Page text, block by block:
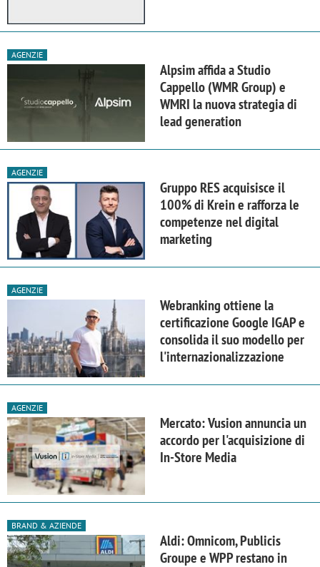
AGENZIE
Alpsim affida a Studio
Cappello (WMR Group) e
WMRI la nuova strategia di
lead generation
AGENZIE
Gruppo RES acquisisce il
100% di Krein e rafforza le
competenze nel digital
marketing
AGENZIE
Webranking ottiene la
certificazione Google IGAP e
consolida il suo modello per
l'internazionalizzazione
AGENZIE
Mercato: Vusion annuncia un
accordo per l'acquisizione di
In-Store Media
BRAND & AZIENDE
Aldi: Omnicom, Publicis
Groupe e WPP restano in